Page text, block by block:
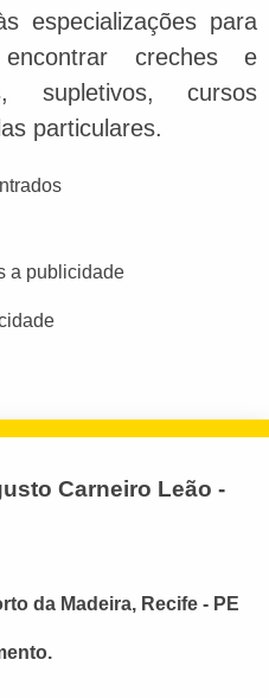
especializações para
creches e
supletivos, cursos
particulares.
a publicidade
Carneiro Leão -
da Madeira, Recife - PE